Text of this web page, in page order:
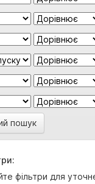
пошук
фільтри для